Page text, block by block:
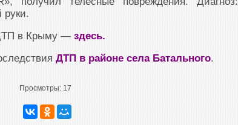
руки.
в Крыму — здесь.
ДТП в районе села Батального.
Просмотры: 17